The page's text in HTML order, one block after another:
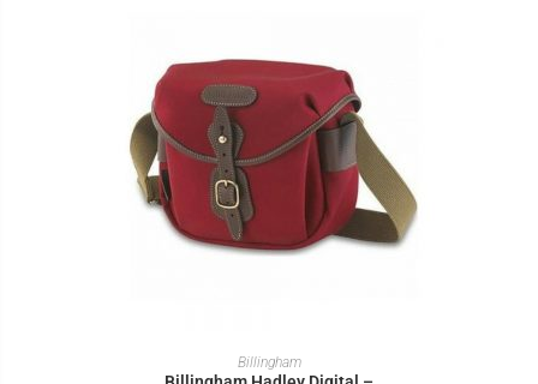
IN DEN WARENKORB
Billingham